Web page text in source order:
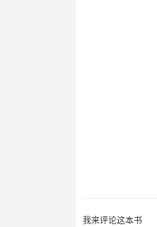
我来评论这本书